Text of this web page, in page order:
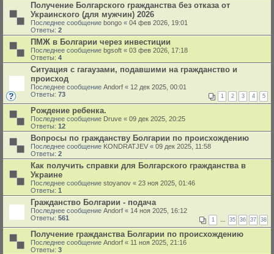
Получение Болгарского гражданства без отказа от
Украинского (для мужчин) 2026
Последнее сообщение bongo « 04 фев 2026, 19:01
Ответы: 2
ПМЖ в Болгарии через инвестиции
Последнее сообщение bgsoft « 03 фев 2026, 17:18
Ответы: 4
Ситуация с гагаузами, подавшими на гражданство и
происход
Последнее сообщение Andorf « 12 дек 2025, 00:01
Ответы: 73 1 2 3 4 5
Рождение ребенка.
Последнее сообщение Druve « 09 дек 2025, 20:25
Ответы: 12
Вопросы по гражданству Болгарии по происхождению
Последнее сообщение KONDRATJEV « 09 дек 2025, 11:58
Ответы: 2
Как получить справки для Болгарского гражданства в
Украине
Последнее сообщение stoyanov « 23 ноя 2025, 01:46
Ответы: 1
Гражданство Болгарии - подача
Последнее сообщение Andorf « 14 ноя 2025, 16:12
Ответы: 561 1 … 35 36 37 38
Получение гражданства Болгарии по происхождению
Последнее сообщение Andorf « 11 ноя 2025, 21:16
Ответы: 3